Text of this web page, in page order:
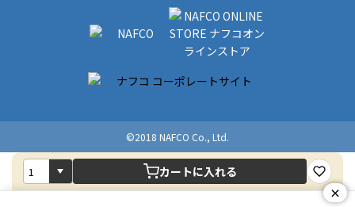
カートに入れる
いただく場合がございます。店舗準備でのお渡しとなる為、商品
のみの受け渡しとなります。（箱や納品書は付属しておりませ
ん）店舗で準備が出来次第、メールにてご連絡させていただきま
©2018 NAFCO Co., Ltd.
×